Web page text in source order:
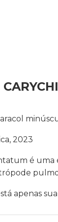
2023
é uma
apenas